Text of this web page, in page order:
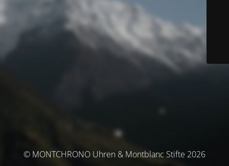
© MONTCHRONO Uhren & Montblanc Stifte 2026